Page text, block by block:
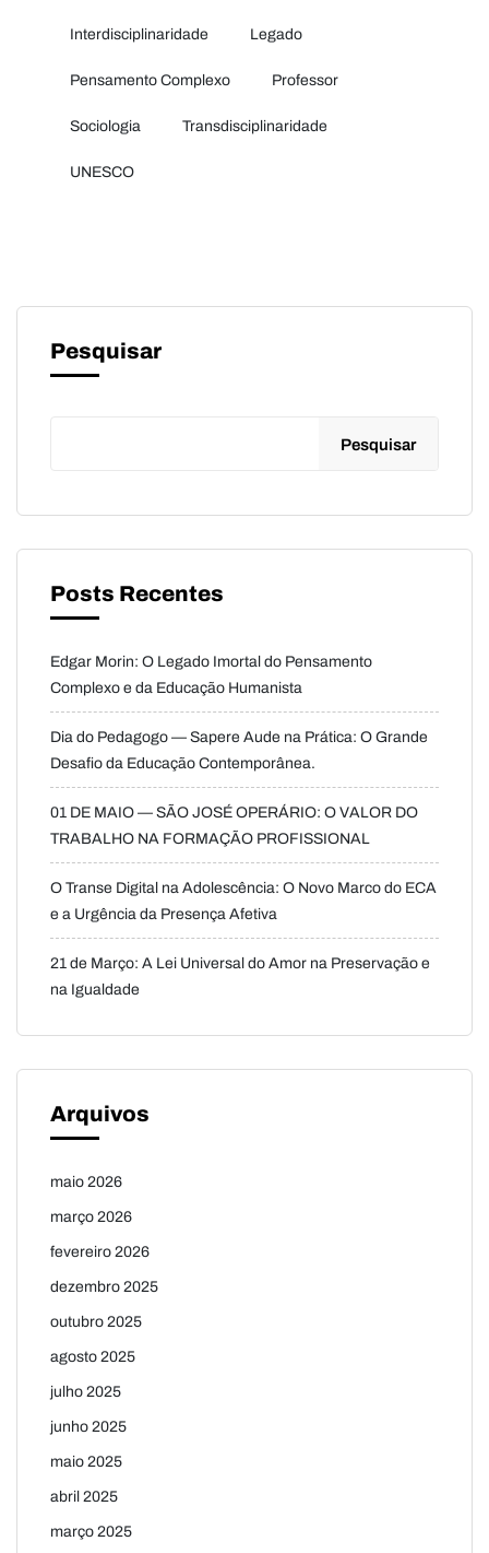
Interdisciplinaridade Legado
Pensamento Complexo Professor
Sociologia Transdisciplinaridade
UNESCO
Pesquisar
Pesquisar
Posts Recentes
Edgar Morin: O Legado Imortal do Pensamento
Complexo e da Educação Humanista
Dia do Pedagogo — Sapere Aude na Prática: O Grande
Desafio da Educação Contemporânea.
01 DE MAIO — SÃO JOSÉ OPERÁRIO: O VALOR DO
TRABALHO NA FORMAÇÃO PROFISSIONAL
O Transe Digital na Adolescência: O Novo Marco do ECA
e a Urgência da Presença Afetiva
21 de Março: A Lei Universal do Amor na Preservação e
na Igualdade
Arquivos
maio 2026
março 2026
fevereiro 2026
dezembro 2025
outubro 2025
agosto 2025
julho 2025
junho 2025
maio 2025
abril 2025
março 2025